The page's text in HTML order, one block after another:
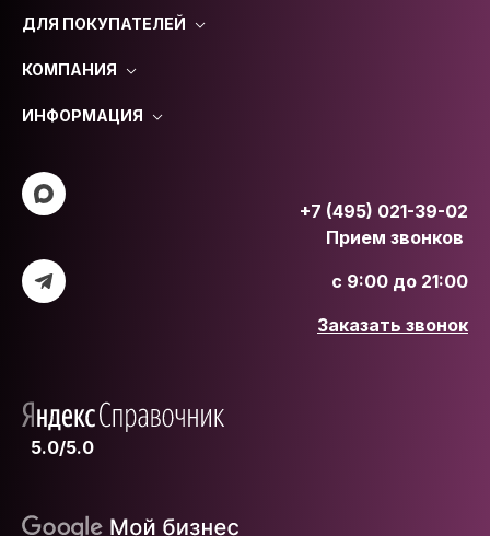
ДЛЯ ПОКУПАТЕЛЕЙ
КОМПАНИЯ
ИНФОРМАЦИЯ
+7 (495) 021-39-02
Прием звонков
с 9:00 до 21:00
Заказать звонок
5.0/5.0